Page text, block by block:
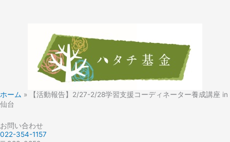
ホーム »
【活動報告】2/27-2/28学習支援コーディネーター養成講座 in
仙台
お問い合わせ
022-354-1157